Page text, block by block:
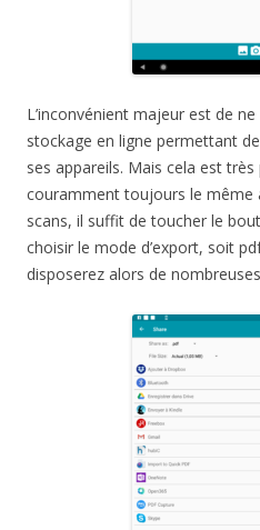
L’inconvénient majeur est de
stockage en ligne permettant
ses appareils. Mais cela est très
couramment toujours le même
scans, il suffit de toucher le
choisir le mode d’export, soit
disposerez alors de